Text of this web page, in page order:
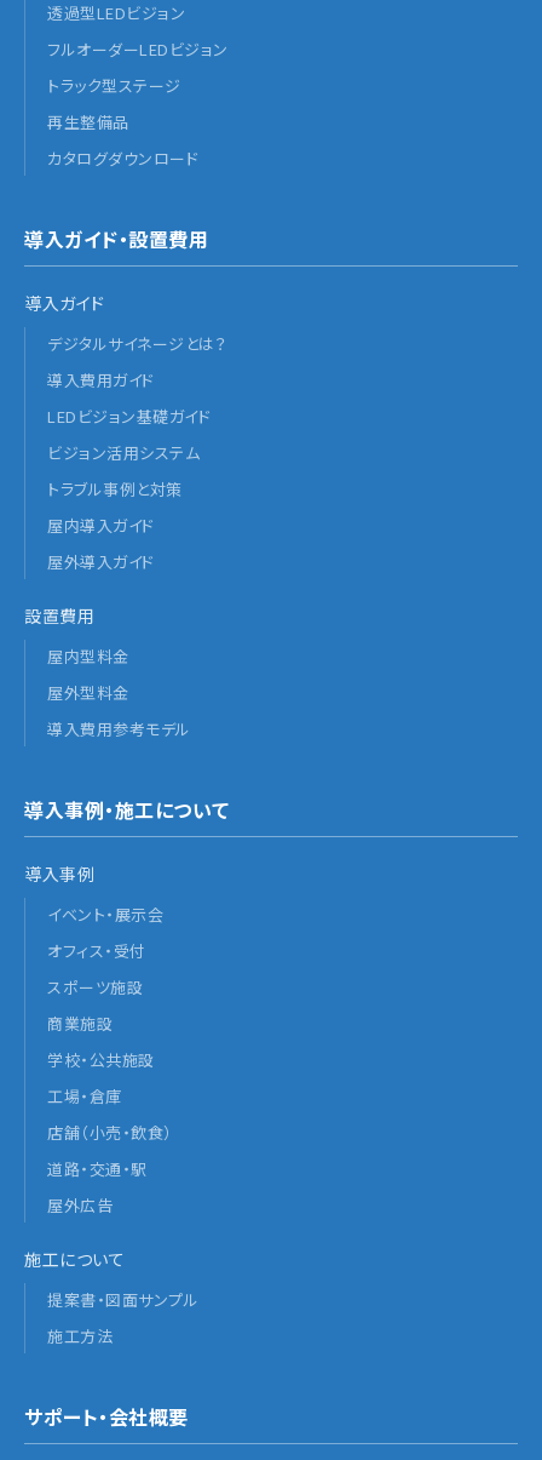
透過型LEDビジョン
フルオーダーLEDビジョン
トラック型ステージ
再生整備品
カタログダウンロード
導入ガイド・設置費用
導入ガイド
デジタルサイネージとは？
導入費用ガイド
LEDビジョン基礎ガイド
ビジョン活用システム
トラブル事例と対策
屋内導入ガイド
屋外導入ガイド
設置費用
屋内型料金
屋外型料金
導入費用参考モデル
導入事例・施工について
導入事例
イベント・展示会
オフィス・受付
スポーツ施設
商業施設
学校・公共施設
工場・倉庫
店舗（小売・飲食）
道路・交通・駅
屋外広告
施工について
提案書・図面サンプル
施工方法
サポート・会社概要